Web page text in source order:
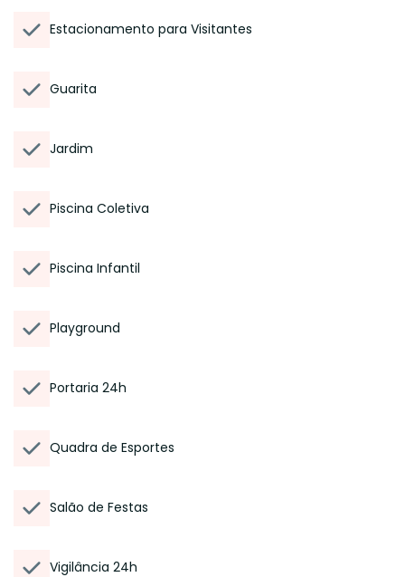
Estacionamento para Visitantes
Guarita
Jardim
Piscina Coletiva
Piscina Infantil
Playground
Portaria 24h
Quadra de Esportes
Salão de Festas
Vigilância 24h